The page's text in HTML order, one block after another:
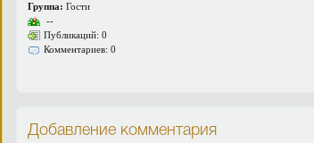
Группа: Гости
--
Публикаций: 0
Комментариев: 0
Добавление комментария